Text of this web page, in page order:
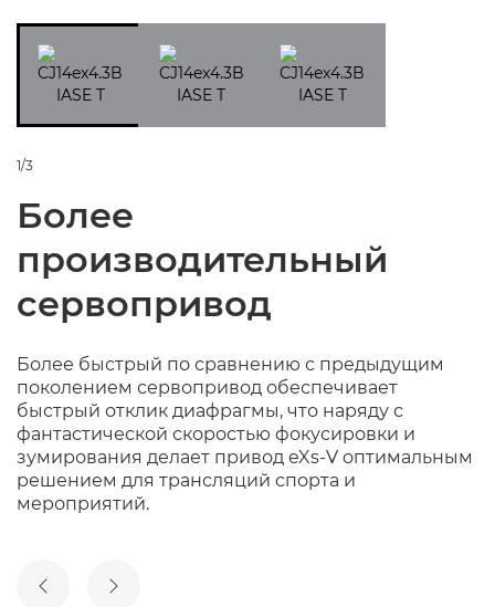
1/3
Более
производительный
сервопривод
Более быстрый по сравнению с предыдущим
поколением сервопривод обеспечивает
быстрый отклик диафрагмы, что наряду с
фантастической скоростью фокусировки и
зумирования делает привод eXs-V оптимальным
решением для трансляций спорта и
мероприятий.
ПРЕДЫДУЩИЙ СЛАЙД
СЛЕДУЮЩИЙ СЛАЙД